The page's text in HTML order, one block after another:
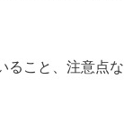
ること、注意点